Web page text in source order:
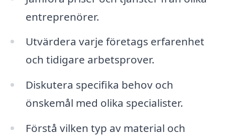
entreprenörer.
Utvärdera varje företags erfarenhet
och tidigare arbetsprover.
Diskutera specifika behov och
önskemål med olika specialister.
Förstå vilken typ av material och